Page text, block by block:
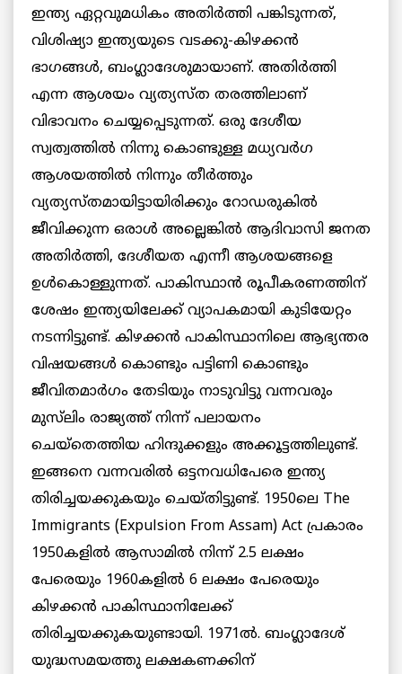
ഇന്ത്യ ഏറ്റവുമധികം അതിര്‍ത്തി പങ്കിടുന്നത്,
വിശിഷ്യാ ഇന്ത്യയുടെ വടക്കു-കിഴക്കന്‍
ഭാഗങ്ങള്‍, ബംഗ്ലാദേശുമായാണ്. അതിര്‍ത്തി
എന്ന ആശയം വ്യത്യസ്ത തരത്തിലാണ്
വിഭാവനം ചെയ്യപ്പെടുന്നത്. ഒരു ദേശീയ
സ്വത്വത്തില്‍ നിന്നു കൊണ്ടുള്ള മധ്യവര്‍ഗ
ആശയത്തില്‍ നിന്നും തീര്‍ത്തും
വ്യത്യസ്തമായിട്ടായിരിക്കും റോഡരുകില്‍
ജീവിക്കുന്ന ഒരാള്‍ അല്ലെങ്കില്‍ ആദിവാസി ജനത
അതിര്‍ത്തി, ദേശീയത എന്നീ ആശയങ്ങളെ
ഉള്‍കൊള്ളുന്നത്. പാകിസ്ഥാന്‍ രൂപീകരണത്തിന്
ശേഷം ഇന്ത്യയിലേക്ക് വ്യാപകമായി കുടിയേറ്റം
നടന്നിട്ടുണ്ട്. കിഴക്കന്‍ പാകിസ്ഥാനിലെ ആഭ്യന്തര
വിഷയങ്ങള്‍ കൊണ്ടും പട്ടിണി കൊണ്ടും
ജീവിതമാര്‍ഗം തേടിയും നാടുവിട്ടു വന്നവരും
മുസ്‌ലിം രാജ്യത്ത് നിന്ന് പലായനം
ചെയ്‌തെത്തിയ ഹിന്ദുക്കളും അക്കൂട്ടത്തിലുണ്ട്.
ഇങ്ങനെ വന്നവരില്‍ ഒട്ടനവധിപേരെ ഇന്ത്യ
തിരിച്ചയക്കുകയും ചെയ്തിട്ടുണ്ട്. 1950ലെ The
Immigrants (Expulsion From Assam) Act പ്രകാരം
1950കളില്‍ ആസാമില്‍ നിന്ന് 2.5 ലക്ഷം
പേരെയും 1960കളില്‍ 6 ലക്ഷം പേരെയും
കിഴക്കന്‍ പാകിസ്ഥാനിലേക്ക്
തിരിച്ചയക്കുകയുണ്ടായി. 1971ല്‍. ബംഗ്ലാദേശ്
യുദ്ധസമയത്തു ലക്ഷകണക്കിന്